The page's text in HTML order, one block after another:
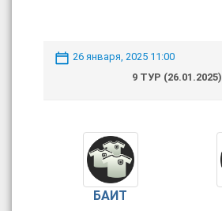
26 января, 2025 11:00
9 ТУР (26.01.2025)
БАИТ